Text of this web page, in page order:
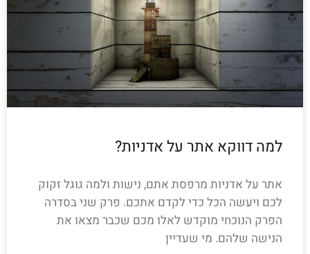
למה דווקא אתר על אדניות?
אתר על אדניות מרפסת אתם, נישות ולמה גוגל זקוק
לכם ויעשה הכל כדי לקדם אתכם. פרק שני בסדרה
הפרק הנוכחי מוקדש לאלו מכם שכבר מצאו את
הנישה שלהם. מי שעדיין